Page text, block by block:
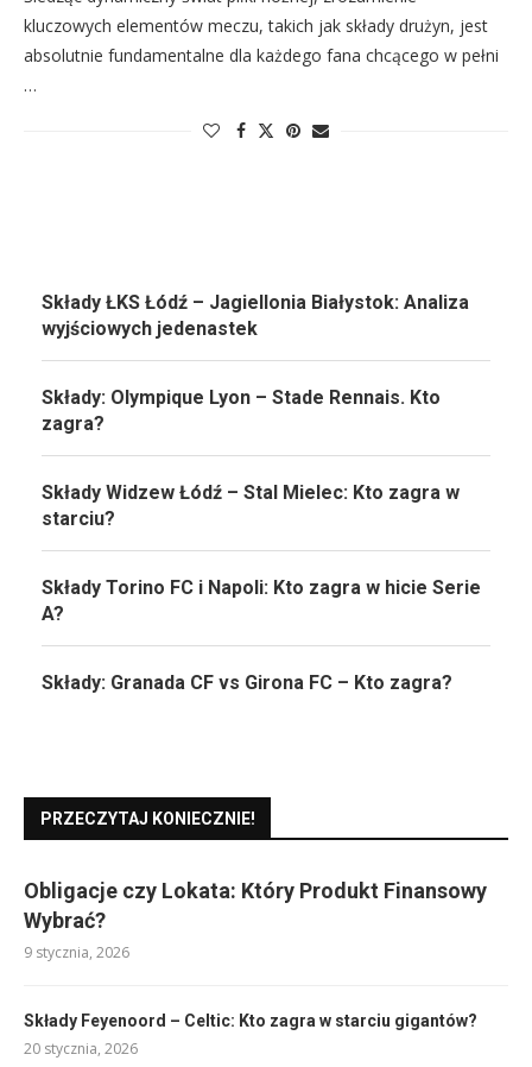
kluczowych elementów meczu, takich jak składy drużyn, jest
absolutnie fundamentalne dla każdego fana chcącego w pełni
…
Składy ŁKS Łódź – Jagiellonia Białystok: Analiza
wyjściowych jedenastek
Składy: Olympique Lyon – Stade Rennais. Kto
zagra?
Składy Widzew Łódź – Stal Mielec: Kto zagra w
starciu?
Składy Torino FC i Napoli: Kto zagra w hicie Serie
A?
Składy: Granada CF vs Girona FC – Kto zagra?
PRZECZYTAJ KONIECZNIE!
Obligacje czy Lokata: Który Produkt Finansowy
Wybrać?
9 stycznia, 2026
Składy Feyenoord – Celtic: Kto zagra w starciu gigantów?
20 stycznia, 2026